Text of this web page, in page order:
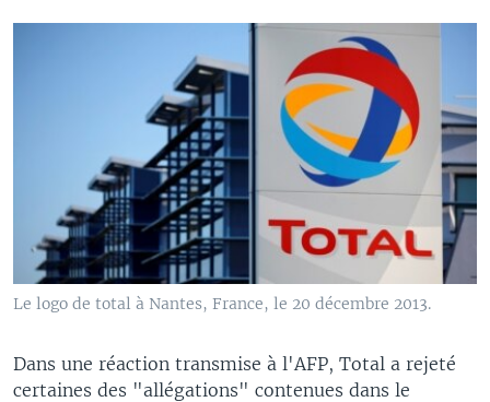
Le logo de total à Nantes, France, le 20 décembre 2013.
Dans une réaction transmise à l'AFP, Total a rejeté
certaines des "allégations" contenues dans le